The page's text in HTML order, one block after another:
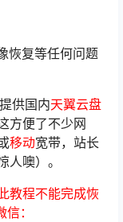
恢复等任何问题
供国内天翼云盘
方便了不少网
移动宽带，站长
人噢）。
教程不能完成恢
：